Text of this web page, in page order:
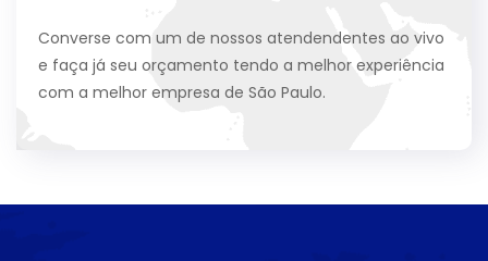
Converse com um de nossos atendendentes ao vivo
e faça já seu orçamento tendo a melhor experiência
com a melhor empresa de São Paulo.